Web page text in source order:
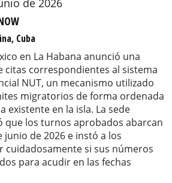
de 2026
Cuba
en La Habana anunció una
citas correspondientes al sistema
NUT, un mecanismo utilizado
migratorios de forma ordenada
existente en la isla. La sede
que los turnos aprobados abarcan
junio de 2026 e instó a los
cuidadosamente si sus números
para acudir en las fechas